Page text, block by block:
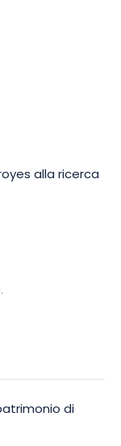
alla ricerca
di